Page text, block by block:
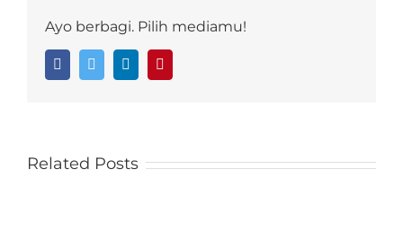
Ayo berbagi. Pilih mediamu!
FacebookTwitter LinkedIn
Related Posts